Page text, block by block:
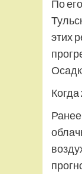
По
этих